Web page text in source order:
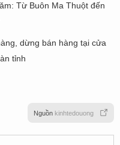
Từ Buôn Ma Thuột đến
dừng bán hàng tại cửa
tỉnh
Nguồn kinhtedouong